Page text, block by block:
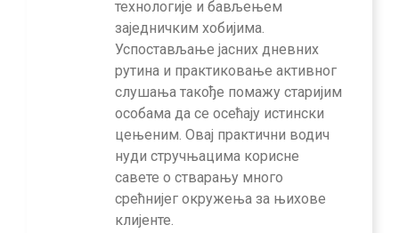
технологије и бављењем
заједничким хобијима.
Успостављање јасних дневних
рутина и практиковање активног
слушања такође помажу старијим
особама да се осећају истински
цењеним. Овај практични водич
нуди стручњацима корисне
савете о стварању много
срећнијег окружења за њихове
клијенте.